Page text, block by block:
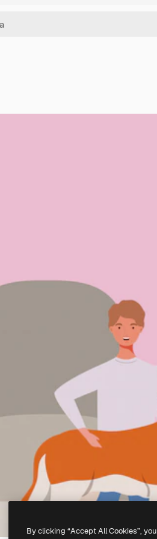
By clicking “Accept All Cookies”,